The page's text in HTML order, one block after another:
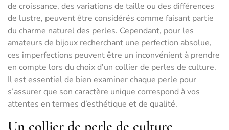
de croissance, des variations de taille ou des différences
de lustre, peuvent être considérés comme faisant partie
du charme naturel des perles. Cependant, pour les
amateurs de bijoux recherchant une perfection absolue,
ces imperfections peuvent être un inconvénient à prendre
en compte lors du choix d’un collier de perles de culture.
Il est essentiel de bien examiner chaque perle pour
s’assurer que son caractère unique correspond à vos
attentes en termes d’esthétique et de qualité.
Un collier de perle de culture